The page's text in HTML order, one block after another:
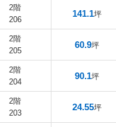
2階
206
141.1坪
2階
205
60.9坪
2階
204
90.1坪
2階
203
24.55坪